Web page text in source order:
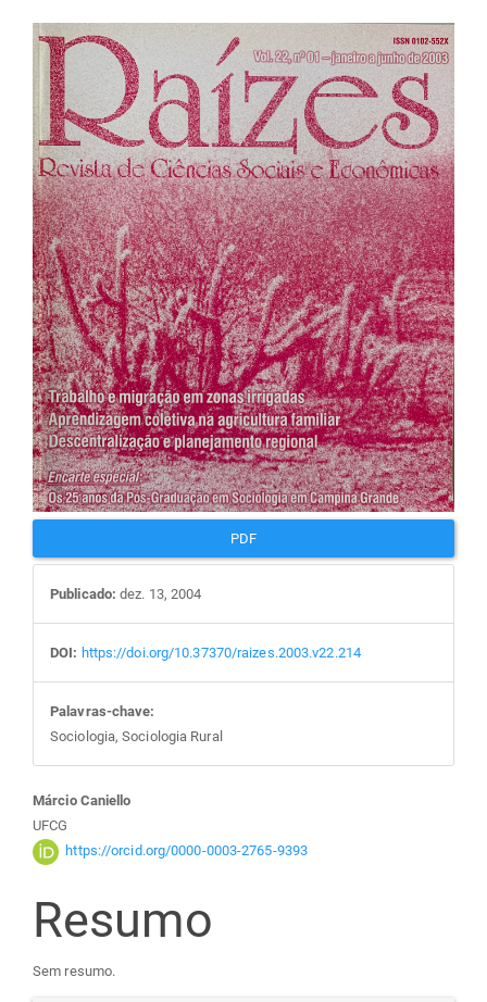
Barra
lateral
de
artigos
PDF
Publicado: dez. 13, 2004
DOI: https://doi.org/10.37370/raizes.2003.v22.214
Palavras-chave:
Sociologia, Sociologia Rural
Conteúdo
do
artigo
principal
Márcio Caniello
UFCG
https://orcid.org/0000-0003-2765-9393
Resumo
Sem resumo.